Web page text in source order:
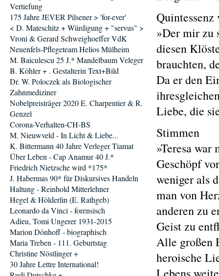
»Der mir zu
diesen
brauchten,
Da er den
Liebe, die
Stimmen
»Teresa
Geschöpf
weniger als
man von
anderen zu
Geist zu
Alle großen
heroische
Vertiefung
175 Jahre JEVER Pilsener > 'for-ever'
< D. Mateschitz + Würdigung + "servus" >
Vroni & Gerard Schweighoeffer VdK
Neuenfels-Pflegeteam Helios Mülheim
M. Baiculescu 25 J.* Mandelbaum Veleger
B. Köhler + . Gestalterin Text+Bild
Dr. W. Poloczek als Biologischer
Zahnmediziner
Nobelpreisträger 2020 E. Charpentier & R.
Genzel
Corona-Verhalten-CH-BS
M. Nieuwveld - In Licht & Liebe...
K. Bittermann 40 Jahre Verleger Tiamat
Über Leben - Cap Anamur 40 J.*
Friedrich Nietzsche wird *175*
J. Habermas 90* für Diskursives Handeln
Haltung - Reinhold Mitterlehner
Hegel & Hölderlin (E. Rathgeb)
Leonardo da Vinci - forensisch
Adieu, Tomi Ungerer 1931-2015
Marion Dönhoff - biographisch
Maria Treben - 111. Geburtstag
Christine Nöstlinger +
30 Jahre Lettre International!